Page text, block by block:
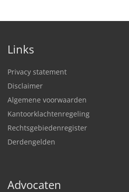
Links
Privacy statement
Disclaimer
Algemene voorwaarden
Kantoorklachtenregeling
Rechtsgebiedenregister
Derdengelden
Advocaten